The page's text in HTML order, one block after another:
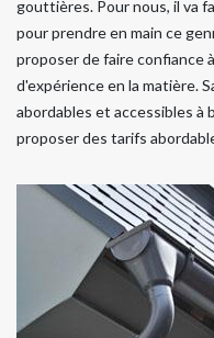
gouttières. Pour nous, il va
pour prendre en main ce
proposer de faire confiance
d'expérience en la matière.
abordables et accessibles à
proposer des tarifs